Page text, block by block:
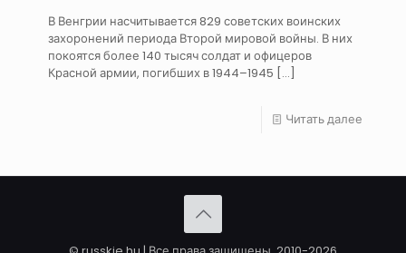
В Венгрии насчитывается 829 советских воинских
захоронений периода Второй мировой войны. В них
покоятся более 140 тысяч солдат и офицеров
Красной армии, погибших в 1944–1945 […]
Читать далее